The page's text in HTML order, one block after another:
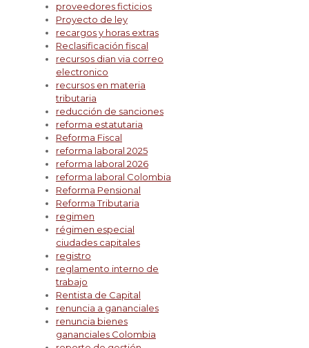
proveedores ficticios
Proyecto de ley
recargos y horas extras
Reclasificación fiscal
recursos dian via correo
electronico
recursos en materia
tributaria
reducción de sanciones
reforma estatutaria
Reforma Fiscal
reforma laboral 2025
reforma laboral 2026
reforma laboral Colombia
Reforma Pensional
Reforma Tributaria
regimen
régimen especial
ciudades capitales
registro
reglamento interno de
trabajo
Rentista de Capital
renuncia a gananciales
renuncia bienes
gananciales Colombia